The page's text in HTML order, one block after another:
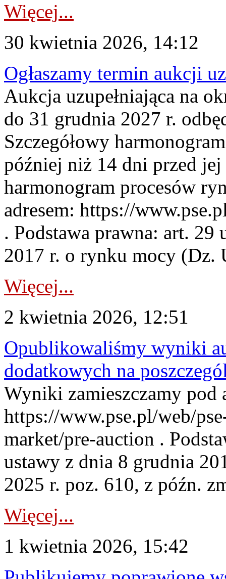
Więcej...
30 kwietnia 2026, 14:12
Ogłaszamy termin aukcji
Aukcja uzupełniająca na
do 31 grudnia 2027 r.
Szczegółowy
później niż 14 dni przed
harmonogram procesów
adresem: https://
. Podstawa prawna: art. 29
2017 r. o rynku mocy (Dz.
Więcej...
2 kwietnia 2026, 12:51
Opublikowaliśmy wyniki
dodatkowych na
Wyniki zamieszczamy pod
https://www.pse.pl/web/
market/pre-auction .
ustawy z dnia 8 grudnia
2025 r. poz. 610, z późn.
Więcej...
1 kwietnia 2026, 15:42